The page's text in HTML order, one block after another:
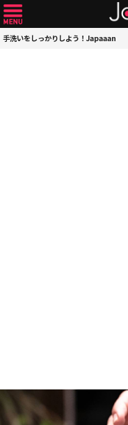
手洗いをしっかりしよう！Japaaan